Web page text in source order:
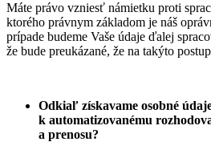
Máte právo vzniesť námietku proti
ktorého právnym základom je náš
prípade budeme Vaše údaje ďalej
že bude preukázané, že na takýto
Odkiaľ získavame osobné
k automatizovanému
a prenosu?